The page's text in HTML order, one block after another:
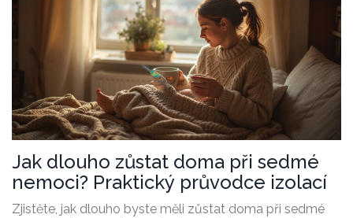
Jak dlouho zůstat doma při sedmé
nemoci? Praktický průvodce izolací
Zjistěte, jak dlouho byste měli zůstat doma při sedmé